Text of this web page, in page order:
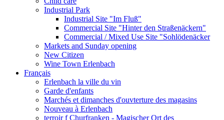
Industrial Park
Industrial Site "Im Fluß"
Commercial Site "Hinter den Straßenäckern"
Commercial / Mixed Use Site "Sohlödenäcker
Markets and Sunday opening
New Citizen
Wine Town Erlenbach
Français
Erlenbach la ville du vin
Garde d'enfants
Marchés et dimanches d'ouvterture des magasins
Nouveau à Erlenbach
terroir f Churfranken - Magischer Ort des